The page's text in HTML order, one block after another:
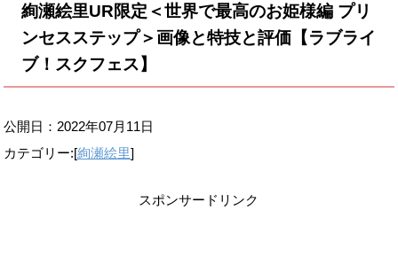
絢瀬絵里UR限定＜世界で最高のお姫様編 プリ
ンセスステップ＞画像と特技と評価【ラブライ
ブ！スクフェス】
公開日： 2022年07月11日
カテゴリー:[絢瀬絵里]
スポンサードリンク